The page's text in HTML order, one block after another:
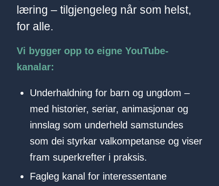
læring – tilgjengeleg når som helst,
for alle.
Vi bygger opp to eigne YouTube-
kanalar:
Underhaldning for barn og ungdom –
med historier, seriar, animasjonar og
innslag som underheld samstundes
som dei styrkar valkompetanse og viser
fram superkrefter i praksis.
Fagleg kanal for interessentane